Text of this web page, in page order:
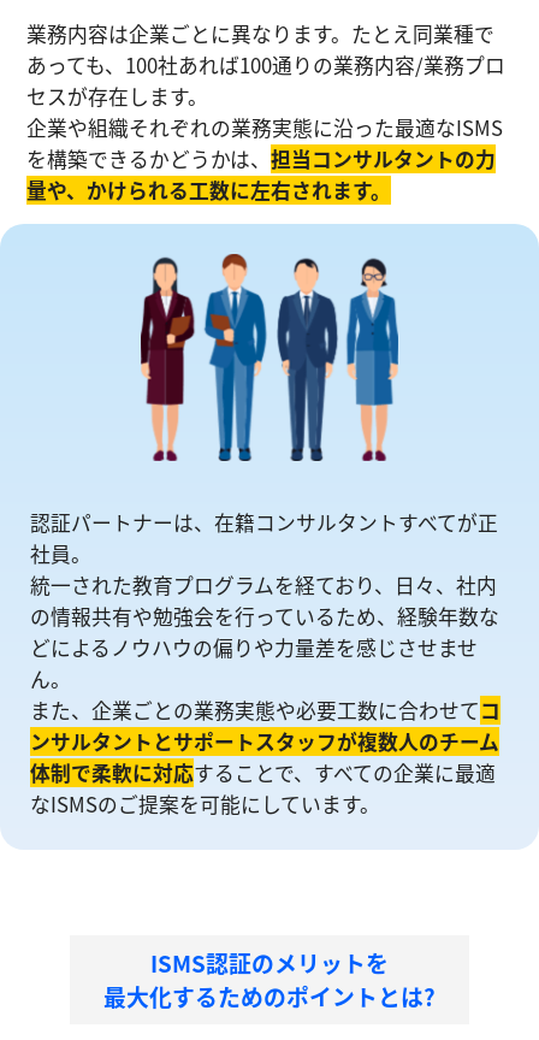
業務内容は企業ごとに異なります。たとえ同業種で
あっても、100社あれば100通りの業務内容/業務プロ
セスが存在します。
企業や組織それぞれの業務実態に沿った最適なISMS
を構築できるかどうかは、担当コンサルタントの⼒
量や、かけられる工数に左右されます。
認証パートナーは、在籍コンサルタントすべてが正
社員。
統一された教育プログラムを経ており、日々、社内
の情報共有や勉強会を⾏っているため、経験年数な
どによるノウハウの偏りや⼒量差を感じさせませ
ん。
また、企業ごとの業務実態や必要工数に合わせてコ
ンサルタントとサポートスタッフが複数人のチーム
体制で柔軟に対応することで、すべての企業に最適
なISMSのご提案を可能にしています。
ISMS認証のメリットを
最大化するためのポイントとは?